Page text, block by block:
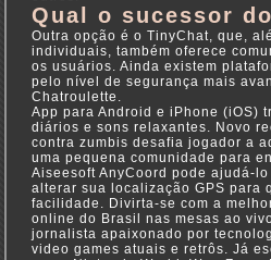
Qual o sucessor
Outra opção é o TinyChat, que,
individuais, também oferece
os usuários. Ainda existem
pelo nível de segurança mais
Chatroulette.
App para Android e iPhone (iOS)
diários e sons relaxantes. Novo
contra zumbis desafia jogador a
uma pequena comunidade para
Aiseesoft AnyCoord pode ajudá-
alterar sua localização GPS para
facilidade. Divirta-se com a
online do Brasil nas mesas ao
jornalista apaixonado por
video games atuais e retrôs. Já